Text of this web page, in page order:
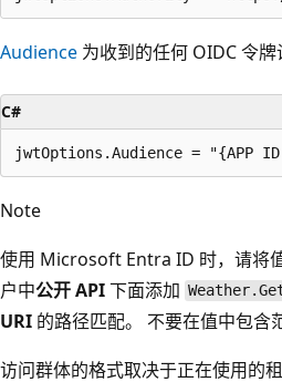
Audience 为收到的任何 OIDC 令牌
C#
Note
使用 Microsoft Entra ID 时，请将
户中公开 API下面添加
URI 的路径匹配。 不要在值中包含
访问群体的格式取决于正在使用的